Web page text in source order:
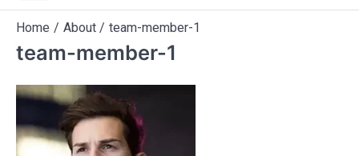
Home About team-member-1
team-member-1